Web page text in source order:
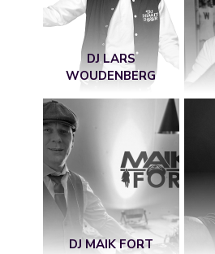
DJ LARS
WOUDENBERG
DJ MAIK FORT